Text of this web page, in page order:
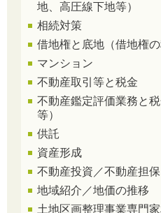
地、高圧線下地等）
相続対策
借地権と底地（借地権の
マンション
不動産取引等と税金
不動産鑑定評価業務と
等）
供託
資産形成
不動産投資／不動産担
地域紹介／地価の推移
土地区画整理事業専門